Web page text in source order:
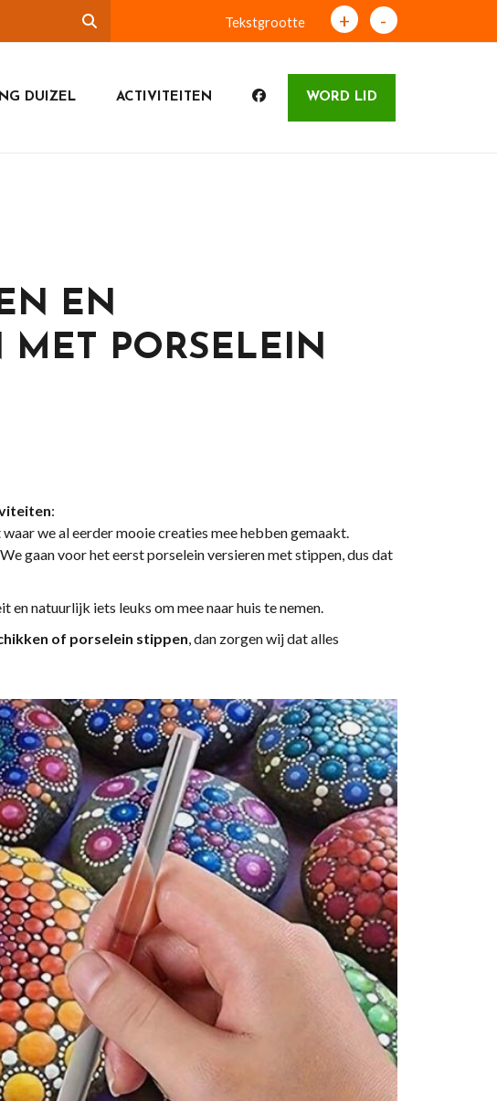
Tekstgrootte + -
DUIZEL ACTIVITEITEN WORD LID
EN
PORSELEIN
:
we al eerder mooie creaties mee hebben gemaakt.
gaan voor het eerst porselein versieren met stippen, dus dat
natuurlijk iets leuks om mee naar huis te nemen.
of porselein stippen, dan zorgen wij dat alles